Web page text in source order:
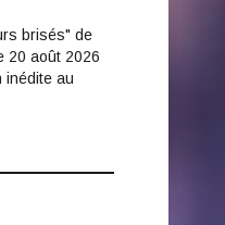
brisés" de
20 août 2026
inédite au